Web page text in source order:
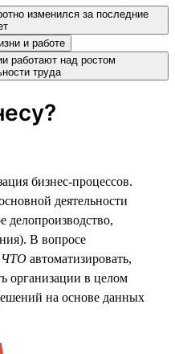
изменился за последние
и работе
работают над ростом
труда
бизнес-процессов.
деятельности
делопроизводство,
В вопросе
ЧТО автоматизировать,
организации в целом
на основе данных